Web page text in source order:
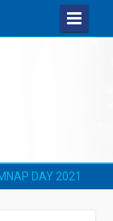
DAY 2021